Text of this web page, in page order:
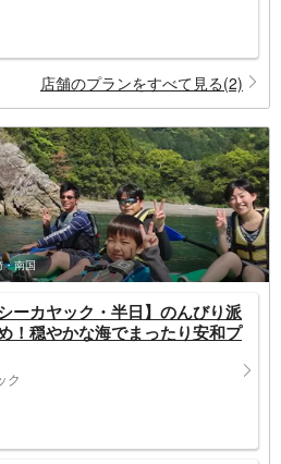
店舗のプランをすべて見る(2)
南国
ーカヤック・半日】のんびり派
！穏やかな海でまったり安和プ
ク